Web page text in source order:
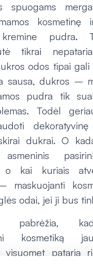
spuogams
kosmetinę
kremine pudra.
tikrai
odos tipai gali
sausa, dukros –
pudra tik
Todėl
dukrai. O
o kai kuriais
maskuojanti
odai, jei ji bus
pabrėžia,
kosmetiką
visuomet pataria
priemones,